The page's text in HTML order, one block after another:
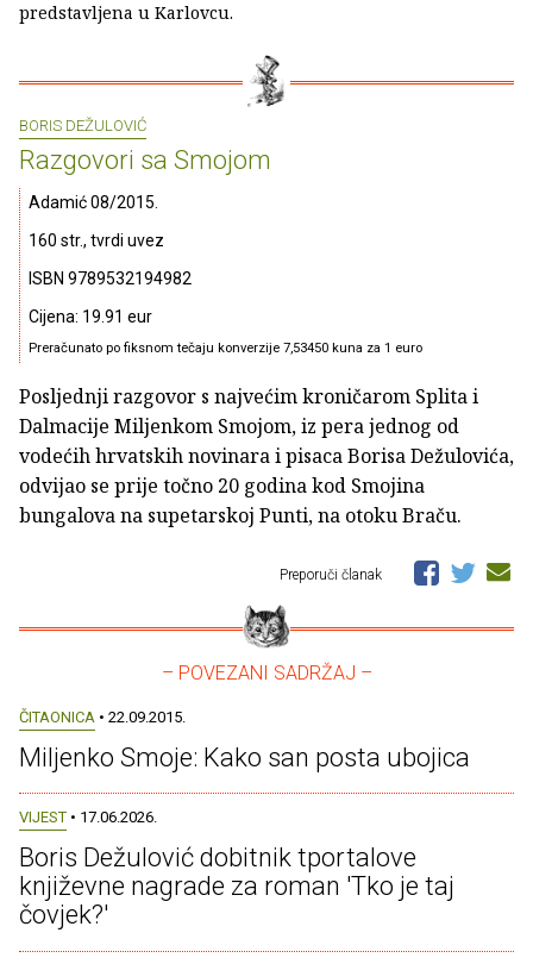
predstavljena u Karlovcu.
BORIS DEŽULOVIĆ
Razgovori sa Smojom
Adamić 08/2015.
160 str., tvrdi uvez
ISBN 9789532194982
Cijena: 19.91 eur
Preračunato po fiksnom tečaju konverzije 7,53450 kuna za 1 euro
Posljednji razgovor s najvećim kroničarom Splita i
Dalmacije Miljenkom Smojom, iz pera jednog od
vodećih hrvatskih novinara i pisaca Borisa Dežulovića,
odvijao se prije točno 20 godina kod Smojina
bungalova na supetarskoj Punti, na otoku Braču.
Preporuči članak
– POVEZANI SADRŽAJ –
ČITAONICA • 22.09.2015.
Miljenko Smoje: Kako san posta ubojica
VIJEST • 17.06.2026.
Boris Dežulović dobitnik tportalove
književne nagrade za roman 'Tko je taj
čovjek?'